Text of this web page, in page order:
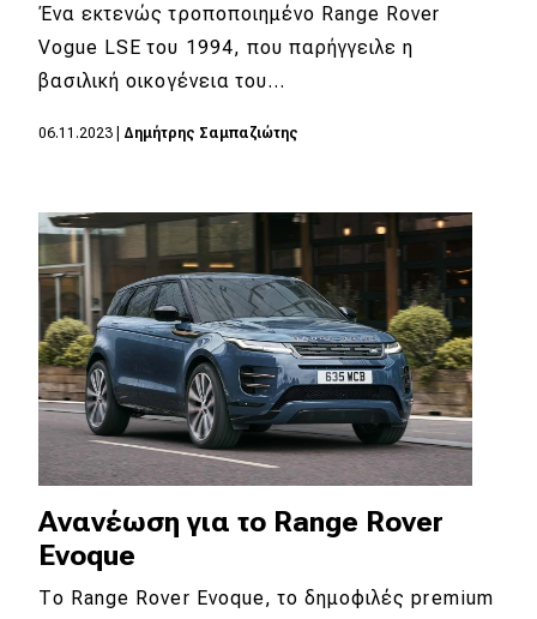
Ένα εκτενώς τροποποιημένο Range Rover
Vogue LSE του 1994, που παρήγγειλε η
βασιλική οικογένεια του…
06.11.2023 Δημήτρης Σαμπαζιώτης
Ανανέωση για το Range Rover
Evoque
Το Range Rover Evoque, το δημοφιλές premium